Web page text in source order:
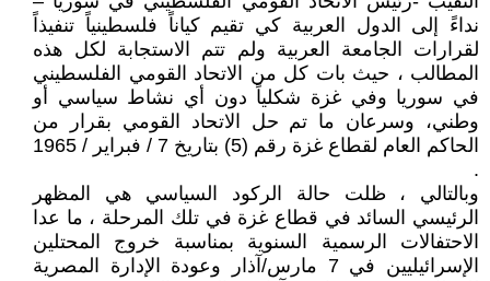
نداءً إلى الدول العربية كي تقيم كياناً فلسطينياً تنفيذاً
لقرارات الجامعة العربية ولم تتم الاستجابة لكل هذه
المطالب ، حيث بات كل من الاتحاد القومي الفلسطيني
في سوريا وفي غزة شكلياً دون أي نشاط سياسي أو
وطني، وسرعان ما تم حل الاتحاد القومي بقرار من
الحاكم العام لقطاع غزة رقم (5) بتاريخ 7 / فبراير / 1965
.
وبالتالي ، ظلت حالة الركود السياسي هي المظهر
الرئيسي السائد في قطاع غزة في تلك المرحلة ، ما عدا
الاحتفالات الرسمية السنوية بمناسبة خروج المحتلين
الإسرائيليين في 7 مارس/آذار وعودة الإدارة المصرية